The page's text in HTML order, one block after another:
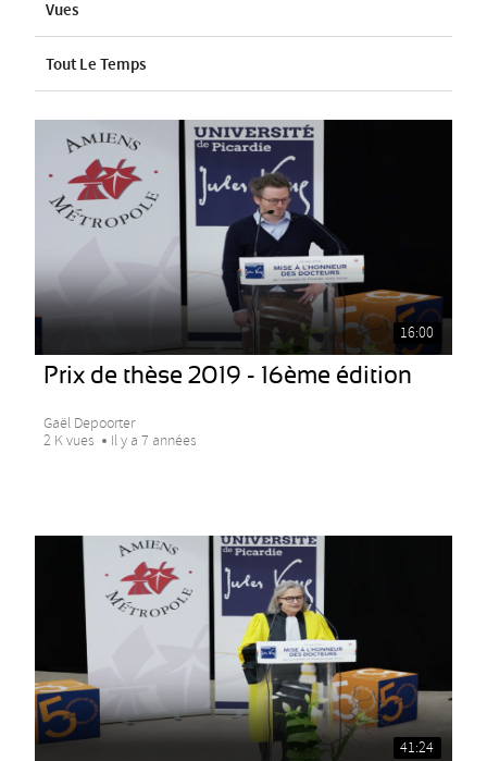
Vues
Tout Le Temps
16:00
Prix de thèse 2019 - 16ème édition
Gaël Depoorter
2 K vues
Il y a 7 années
41:24